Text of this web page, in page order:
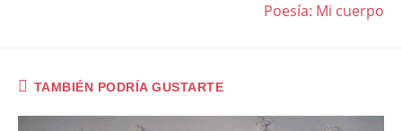
Poesía: Mi cuerpo
TAMBIÉN PODRÍA GUSTARTE